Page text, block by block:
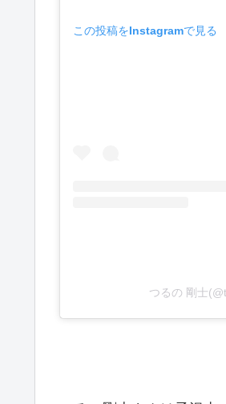
この投稿をInstagramで見る
つるの 剛士